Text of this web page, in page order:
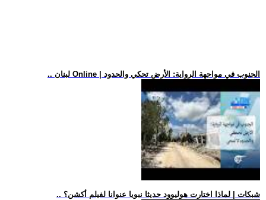
.. لبنان Online | الجنوب في مواجهة الرواية: الأرض تحكي والحدود
.. شبكات | لماذا اختارت هوليوود حديثا نبويا عنوانا لفيلم أكشن؟